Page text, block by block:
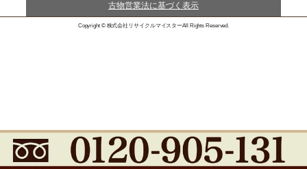
古物営業法に基づく表示
Copyright © 株式会社リサイクルマイスターAll Rights Reserved.